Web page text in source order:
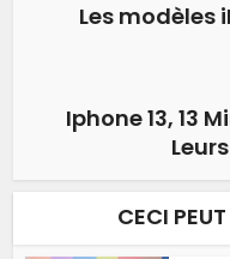
Les modèles
Iphone 13, 13
CECI